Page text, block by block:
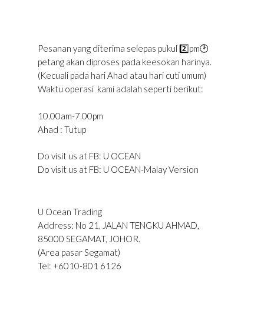
Pesanan yang diterima selepas pukul 2️⃣pm🕑
petang akan diproses pada keesokan harinya.
(Kecuali pada hari Ahad atau hari cuti umum)
Waktu operasi kami adalah seperti berikut:
10.00am-7.00pm
Ahad : Tutup
Do visit us at FB: U OCEAN
Do visit us at FB: U OCEAN-Malay Version
U Ocean Trading
Address: No 21, JALAN TENGKU AHMAD,
85000 SEGAMAT, JOHOR.
(Area pasar Segamat)
Tel: +6010-801 6126